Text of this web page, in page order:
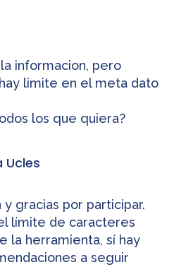
informacion, pero
limite en el meta dato
los que quiera?
Ucles
y gracias por participar.
límite de caracteres
la herramienta, sí hay
a seguir